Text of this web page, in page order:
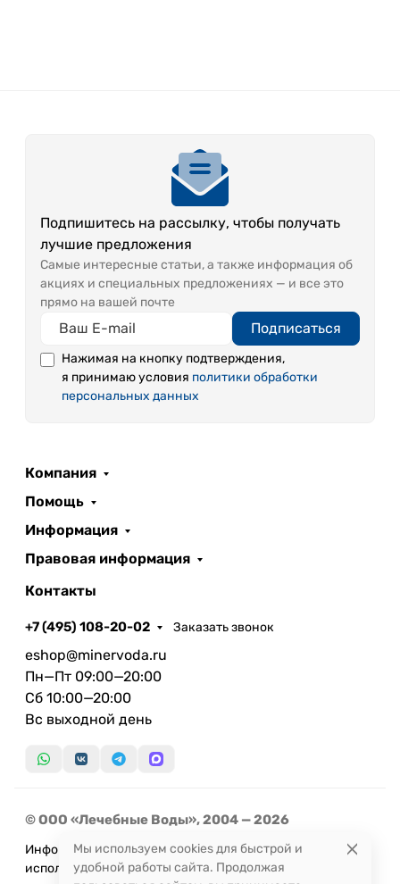
Подпишитесь на рассылку, чтобы получать
лучшие предложения
Самые интересные статьи, а также информация об
акциях и специальных предложениях — и все это
прямо на вашей почте
Подписаться
Нажимая на кнопку подтверждения,
я принимаю условия политики обработки
персональных данных
Компания
Помощь
Информация
Правовая информация
Контакты
+7 (495) 108-20-02 Заказать звонок
eshop@minervoda.ru
Пн—Пт 09:00—20:00
Сб 10:00—20:00
Вс выходной день
© ООО «Лечебные Воды», 2004 — 2026
Информация, представленная на сайте, не может быть
использована
Мы используем cookies для быстрой и
удобной работы сайта. Продолжая